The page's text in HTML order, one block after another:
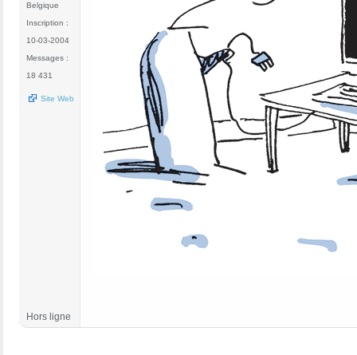
Belgique
Inscription :
10-03-2004
Messages :
18 431
Site Web
Hors ligne